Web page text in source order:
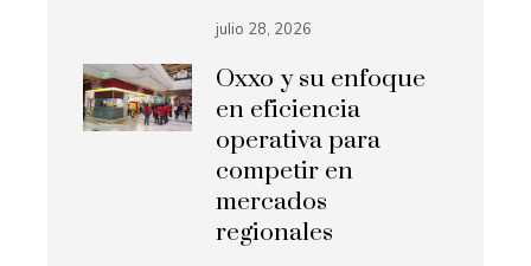
julio 28, 2026
Oxxo y su enfoque
en eficiencia
operativa para
competir en
mercados
regionales